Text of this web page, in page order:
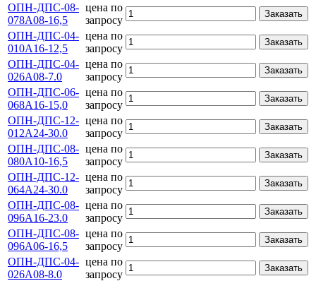
ОПН-ДПС-08-
078А08-16,5
цена по
запросу
Заказать
ОПН-ДПС-04-
010А16-12,5
цена по
запросу
Заказать
ОПН-ДПС-04-
026А08-7.0
цена по
запросу
Заказать
ОПН-ДПС-06-
068А16-15,0
цена по
запросу
Заказать
ОПН-ДПС-12-
012А24-30.0
цена по
запросу
Заказать
ОПН-ДПС-08-
080А10-16,5
цена по
запросу
Заказать
ОПН-ДПС-12-
064А24-30.0
цена по
запросу
Заказать
ОПН-ДПС-08-
096А16-23.0
цена по
запросу
Заказать
ОПН-ДПС-08-
096А06-16,5
цена по
запросу
Заказать
ОПН-ДПС-04-
026А08-8.0
цена по
запросу
Заказать